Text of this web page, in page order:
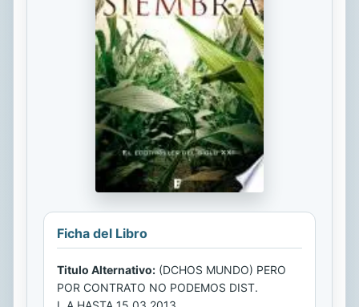
Ficha del Libro
Titulo Alternativo: (DCHOS MUNDO) PERO
POR CONTRATO NO PODEMOS DIST.